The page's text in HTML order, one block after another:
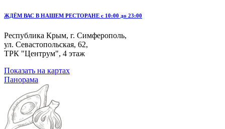
ЖДЁМ ВАС В НАШЕМ РЕСТОРАНЕ с 10:00 до 23:00
Республика Крым, г. Симферополь,
ул. Севастопольская, 62,
ТРК "Центрум", 4 этаж
Показать на картах
Панорама